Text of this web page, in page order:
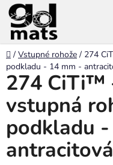
Prejsť
na
obsah
Domov
/ Vstupné rohože / 274
podkladu - 14 mm -
274 CiTi™
vstupná
podkladu
antracitová